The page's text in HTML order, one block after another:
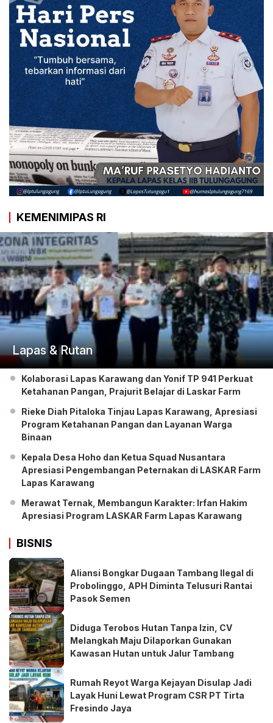
KEMENIMIPAS RI
Lapas & Rutan
Kolaborasi Lapas Karawang dan Yonif TP 941 Perkuat
Ketahanan Pangan, Prajurit Belajar di Laskar Farm
Rieke Diah Pitaloka Tinjau Lapas Karawang, Apresiasi
Program Ketahanan Pangan dan Layanan Warga
Binaan
Kepala Desa Hoho dan Ketua Squad Nusantara
Apresiasi Pengembangan Peternakan di LASKAR Farm
Lapas Karawang
Merawat Ternak, Membangun Karakter: Irfan Hakim
Apresiasi Program LASKAR Farm Lapas Karawang
BISNIS
Aliansi Bongkar Dugaan Tambang Ilegal di
Probolinggo, APH Diminta Telusuri Rantai
Pasok Semen
Diduga Terobos Hutan Tanpa Izin, CV
Melangkah Maju Dilaporkan Gunakan
Kawasan Hutan untuk Jalur Tambang
Rumah Reyot Warga Kejayan Disulap Jadi
Layak Huni Lewat Program CSR PT Tirta
Fresindo Jaya